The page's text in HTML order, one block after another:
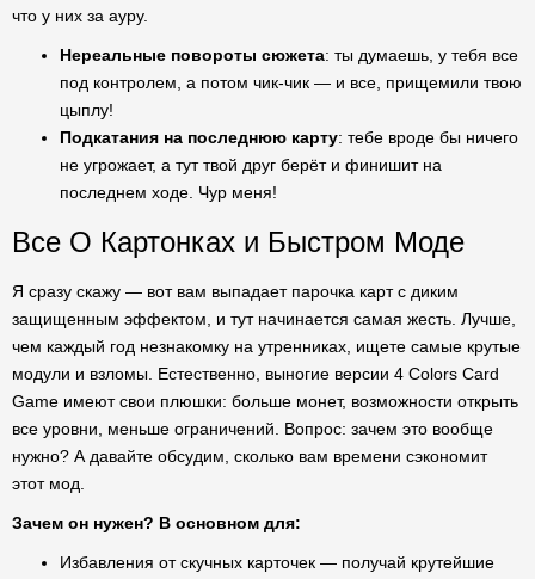
что у них за ауру.
Нереальные повороты сюжета: ты думаешь, у тебя все
под контролем, а потом чик-чик — и все, прищемили твою
цыплу!
Подкатания на последнюю карту: тебе вроде бы ничего
не угрожает, а тут твой друг берёт и финишит на
последнем ходе. Чур меня!
Все О Картонках и Быстром Моде
Я сразу скажу — вот вам выпадает парочка карт с диким
защищенным эффектом, и тут начинается самая жесть. Лучше,
чем каждый год незнакомку на утренниках, ищете самые крутые
модули и взломы. Естественно, выногие версии 4 Colors Card
Game имеют свои плюшки: больше монет, возможности открыть
все уровни, меньше ограничений. Вопрос: зачем это вообще
нужно? А давайте обсудим, сколько вам времени сэкономит
этот мод.
Зачем он нужен? В основном для:
Избавления от скучных карточек — получай крутейшие